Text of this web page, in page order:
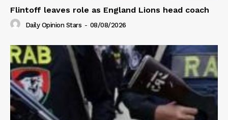
Flintoff leaves role as England Lions head coach
Daily Opinion Stars - 08/08/2026